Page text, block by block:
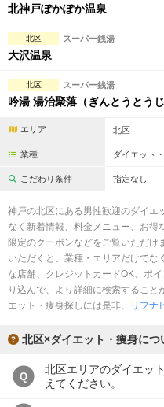
完全個室
ペアルームあり
専用駐車場あり
日本人スタッフのみ
スタッフ指名可
こだわ
北神戸ぽかぽか温泉
北区 スーパー銭湯
大沢温泉
北区 スーパー銭湯
吟湯 湯治聚落（ぎんとうとうじ
エリア 北区
業種 ダイエット
こだわり条件 指定なし
神戸の北区にある男性歓迎のダイエ
なく新着情報、料金メニュー、お得
限定のクーポンなどをご覧いただ
いただくと、業種・エリアだけで
な店舗、クレジットカードOK、ポ
り込んで、より詳細に検索すること
エット・痩身探しには是非、
リフナ
北区×ダイエット・痩身につ
Q
北区エリアのダイエッ
えてください。